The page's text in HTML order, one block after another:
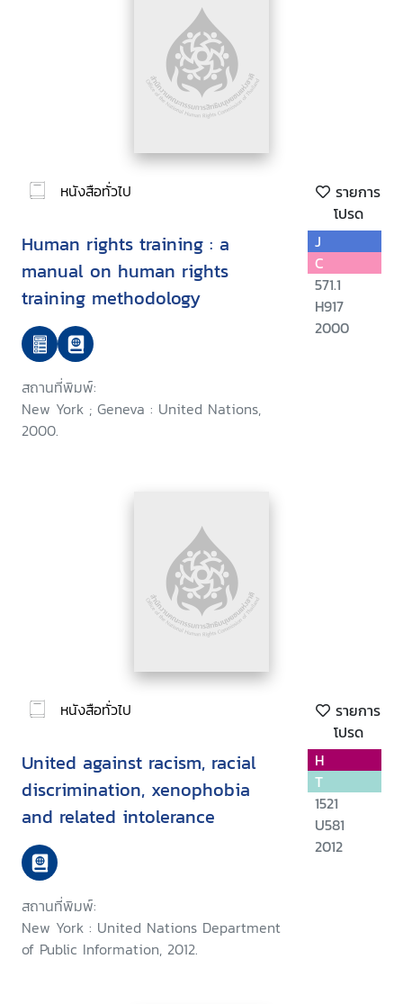
หนังสือทั่วไป
รายการ
โปรด
Human rights training : a
manual on human rights
training methodology
สถานที่พิมพ์:
New York ; Geneva : United Nations,
2000.
J
C
571.1
H917
2000
หนังสือทั่วไป
รายการ
โปรด
United against racism, racial
discrimination, xenophobia
and related intolerance
สถานที่พิมพ์:
New York : United Nations Department
of Public Information, 2012.
H
T
1521
U581
2012